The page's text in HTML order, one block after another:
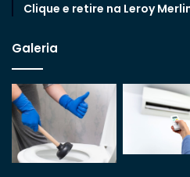
Clique e retire na Leroy
Galeria